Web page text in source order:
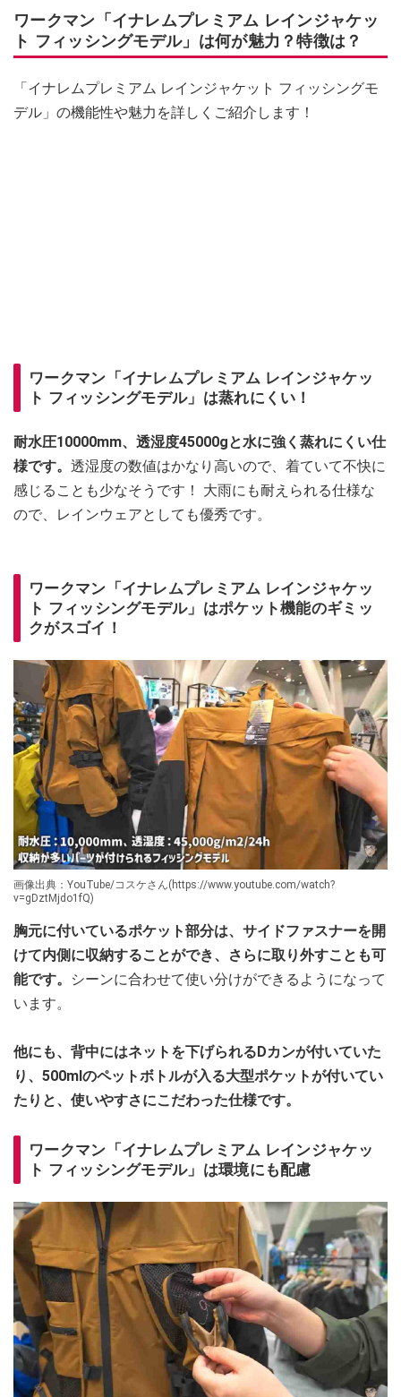
ワークマン「イナレムプレミアム レインジャケッ
ト フィッシングモデル」は何が魅力？特徴は？
「イナレムプレミアム レインジャケット フィッシングモ
デル」の機能性や魅力を詳しくご紹介します！
ワークマン「イナレムプレミアム レインジャケッ
ト フィッシングモデル」は蒸れにくい！
耐水圧10000mm、透湿度45000gと水に強く蒸れにくい仕
様です。 透湿度の数値はかなり高いので、着ていて不快に
感じることも少なそうです！ 大雨にも耐えられる仕様な
ので、レインウェアとしても優秀です。
ワークマン「イナレムプレミアム レインジャケッ
ト フィッシングモデル」はポケット機能のギミッ
クがスゴイ！
画像出典：YouTube/コスケさん(https://www.youtube.com/watch?
v=gDztMjdo1fQ)
胸元に付いているポケット部分は、サイドファスナーを開
けて内側に収納することができ、さらに取り外すことも可
能です。
シーンに合わせて使い分けができるようになって
います。
他にも、背中にはネットを下げられるDカンが付いていた
り、500mlのペットボトルが入る大型ポケットが付いてい
たりと、使いやすさにこだわった仕様です。
ワークマン「イナレムプレミアム レインジャケッ
ト フィッシングモデル」は環境にも配慮